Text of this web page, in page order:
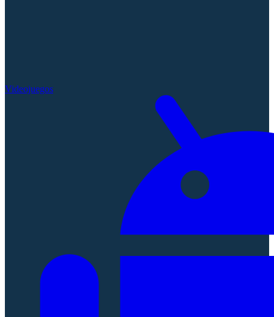
Videojuegos